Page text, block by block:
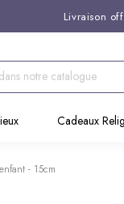
Livraison
Support
Commandez
Cadeaux
- 15cm